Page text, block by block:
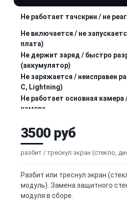
Не работает тачскрин / не
Не включается / не
плата)
Не держит заряд / быстро
(аккумулятор)
Не заряжается / неисправен
C, Lightning)
Не работает основная камера
камера
Нет громкого звука / не
громкоговоритель (speaker)
Нет мобильной сети / SIM-
3500 руб
разбит / треснул экран (стекло,
Разбит или треснул экран
модуль). Замена защитного
модуля в сборе.